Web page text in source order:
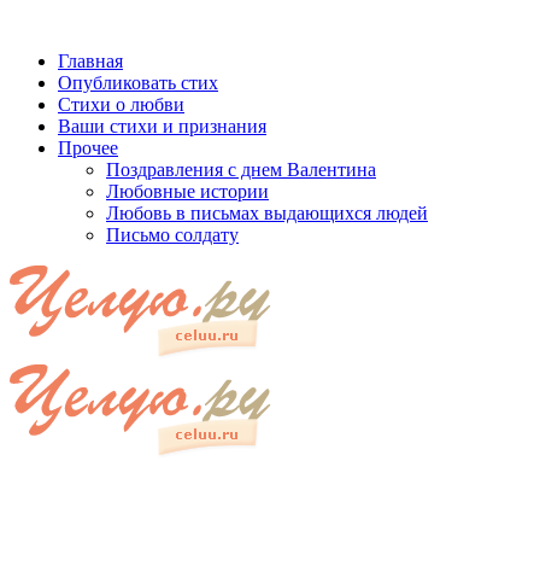
Главная
Опубликовать стих
Стихи о любви
Ваши стихи и признания
Прочее
Поздравления с днем Валентина
Любовные истории
Любовь в письмах выдающихся людей
Письмо солдату